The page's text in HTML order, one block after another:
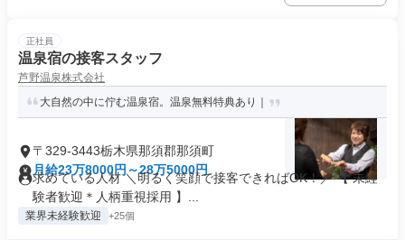
正社員
温泉宿の接客スタッフ
芦野温泉株式会社
大自然の中に佇む温泉宿。温泉無料特典あり｜
〒329-3443栃木県那須郡那須町
月給23万8000円～28万5000円
求めている人材 ＼明るく笑顔で接客できればOK！／ 【 未経
験者歓迎＊人柄重視採用 】...
業界未経験歓迎 +25個